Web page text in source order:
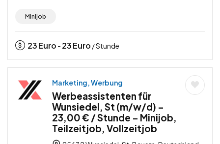
Minijob
23Euro - 23Euro / Stunde
Marketing, Werbung
Werbeassistenten für
Wunsiedel, St (m/w/d) –
23,00 € / Stunde – Minijob,
Teilzeitjob, Vollzeitjob